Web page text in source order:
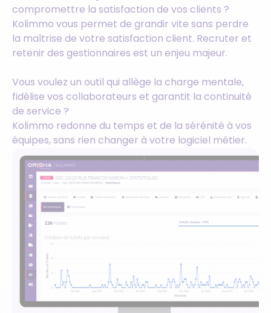
compromettre la satisfaction de vos clients ?
Kolimmo vous permet de grandir vite sans perdre
la maîtrise de votre satisfaction client. Recruter et
retenir des gestionnaires est un enjeu majeur.
Vous voulez un outil qui allège la charge mentale,
fidélise vos collaborateurs et garantit la continuité
de service ?
Kolimmo redonne du temps et de la sérénité à vos
équipes, sans rien changer à votre logiciel métier.